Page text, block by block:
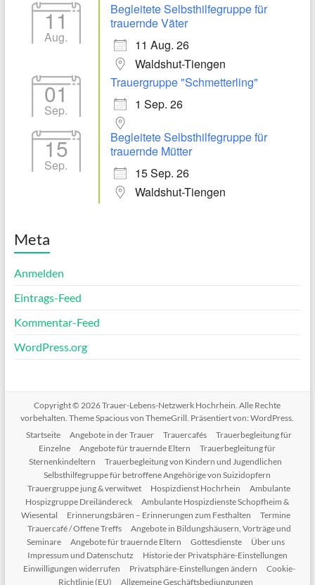
11
Aug.
Begleitete Selbsthilfegruppe für
trauernde Väter
11 Aug. 26
Waldshut-Tiengen
01
Sep.
Trauergruppe "Schmetterling"
1 Sep. 26
15
Sep.
Begleitete Selbsthilfegruppe für
trauernde Mütter
15 Sep. 26
Waldshut-Tiengen
Meta
Anmelden
Eintrags-Feed
Kommentar-Feed
WordPress.org
Copyright © 2026Trauer-Lebens-Netzwerk Hochrhein. Alle Rechte
vorbehalten. ThemeSpaciousvon ThemeGrill. Präsentiert von:WordPress.
Startseite
Angebote in der Trauer Trauercafés
Trauerbegleitung für
Einzelne
Angebote für trauernde Eltern
Trauerbegleitung für
Sternenkindeltern
Trauerbegleitung von Kindern und Jugendlichen
Selbsthilfegruppe für betroffene Angehörige von Suizidopfern
Trauergruppe jung & verwitwet
Hospizdienst Hochrhein
Ambulante
Hospizgruppe Dreiländereck
Ambulante Hospizdienste Schopfheim &
Wiesental
Erinnerungsbären – Erinnerungen zum Festhalten
Termine
Trauercafé / Offene Treffs
Angebote in Bildungshäusern, Vorträge und
Seminare
Angebote für trauernde Eltern Gottesdienste
Über uns
Impressum und Datenschutz
Historie der Privatsphäre-Einstellungen
Einwilligungen widerrufen
Privatsphäre-Einstellungen ändern
Cookie-
Richtlinie (EU)
Allgemeine Geschäftsbediungungen